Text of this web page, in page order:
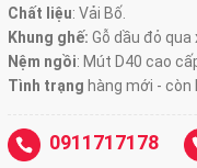
Chất liệu: Vải Bố.
Khung ghế: Gỗ dầu đỏ qua
Nệm ngồi: Mút D40 cao
Tình trạng hàng mới - còn
0911717178